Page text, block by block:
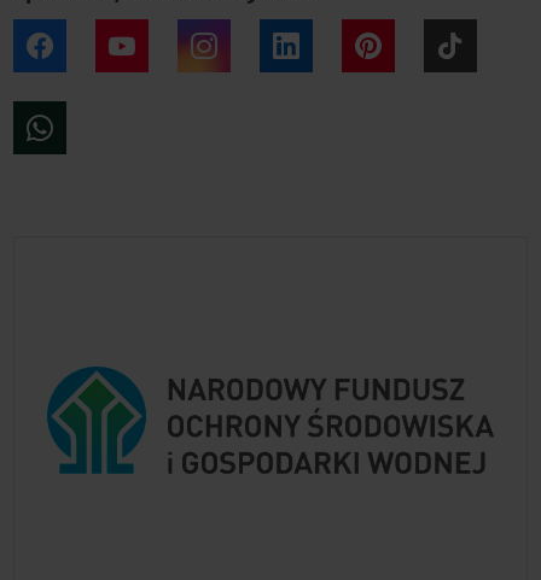
Facebook YouTube Instagram LinkedIn Pinterest